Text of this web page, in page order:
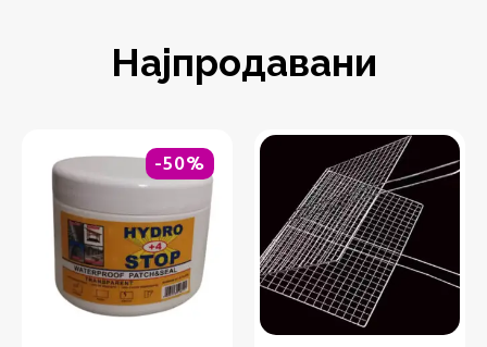
Најпродавани
-50%